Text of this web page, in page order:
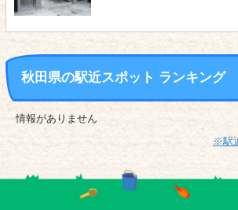
秋田県の駅近スポット ランキング
情報がありません
※駅